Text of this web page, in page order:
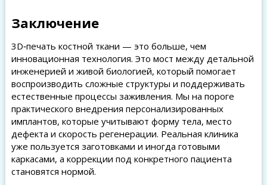
Заключение
3D‑печать костной ткани — это больше, чем
инновационная технология. Это мост между детальной
инженерией и живой биологией, который помогает
воспроизводить сложные структуры и поддерживать
естественные процессы заживления. Мы на пороге
практического внедрения персонализированных
имплантов, которые учитывают форму тела, место
дефекта и скорость регенерации. Реальная клиника
уже пользуется заготовками и иногда готовыми
каркасами, а коррекции под конкретного пациента
становятся нормой.